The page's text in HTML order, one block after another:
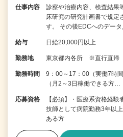
仕事内容
診察や治療内容、検査結果
床研究の研究計画書で規定
す。 その後EDCへのデー
給与 日給20,000円以上
勤務地 東京都内各所 ※直行直帰
勤務時間
9：00～17：00（実働7
（月2～3日稼働できる方…
応募資格
【必須】・医療系資格経
技師として病院勤務3年以
ある方